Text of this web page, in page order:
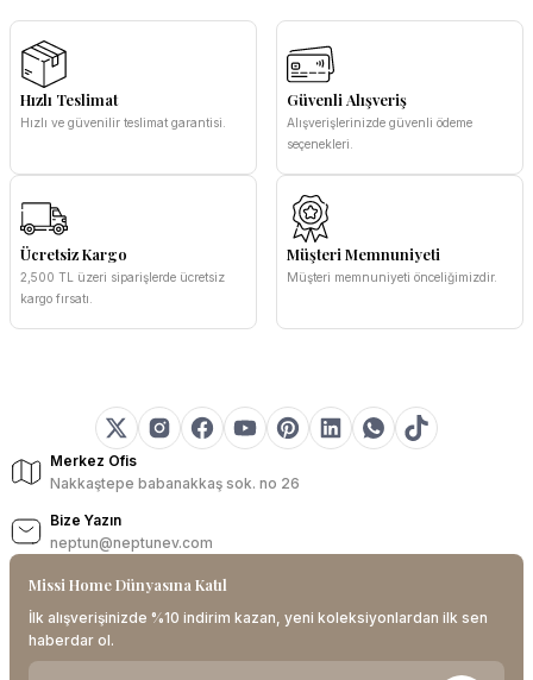
Hızlı Teslimat
Hızlı ve güvenilir teslimat garantisi.
Güvenli Alışveriş
Alışverişlerinizde güvenli ödeme
seçenekleri.
Ücretsiz Kargo
2,500 TL üzeri siparişlerde ücretsiz
kargo fırsatı.
Müşteri Memnuniyeti
Müşteri memnuniyeti önceliğimizdir.
Merkez Ofis
Nakkaştepe babanakkaş sok. no 26
Bize Yazın
neptun@neptunev.com
Missi Home Dünyasına Katıl
İlk alışverişinizde %10 indirim kazan, yeni koleksiyonlardan ilk sen
haberdar ol.